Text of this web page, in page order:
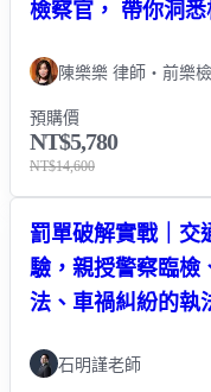
檢察官， 帶你洞
陳樂樂 律師・前樂檢
預購價
NT$5,780
NT$14,600
罰單破解實戰｜交
驗，親授警察臨檢
法、車禍糾紛的執
石明謹老師